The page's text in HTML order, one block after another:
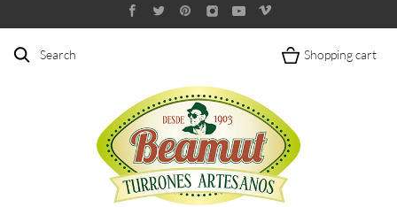
Search Shopping cart